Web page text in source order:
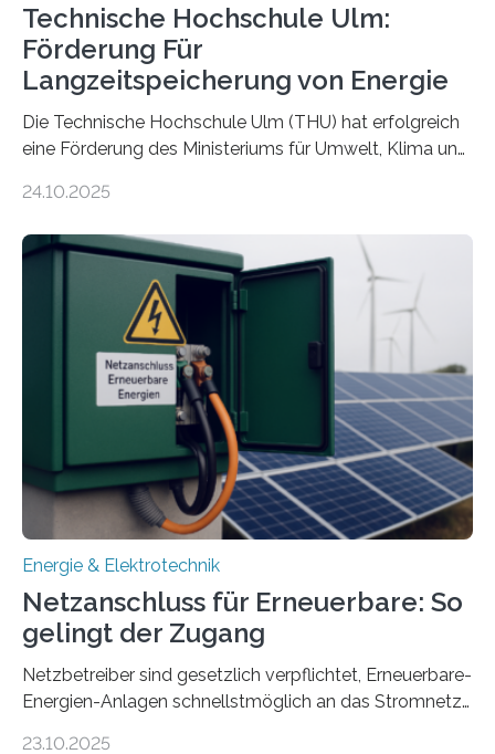
Technische Hochschule Ulm:
Förderung Für
Langzeitspeicherung von Energie
Die Technische Hochschule Ulm (THU) hat erfolgreich
eine Förderung des Ministeriums für Umwelt, Klima und
Forschungsprojekt „LAGER – Langzeitspeicherung in
Quartieren“ eingeworben. Ziel des Projekts ist die
Entwicklung, Erprobung und Demonstration von
Konzepten zur langfristigen Energiespeicherung in
sektorübergreifend vernetzten Energiesystemen. Das
Projekt startete am 15. Oktober 2025, hat eine Laufzeit
von drei Jahren und ein Gesamtvolumen von rund 2,9
Millionen Euro, wovon 2,6 Millionen Euro durch das
Ministerium für Umwelt, Klima und…
24.10.2025
Energie & Elektrotechnik
Netzanschluss für Erneuerbare: So
gelingt der Zugang
Netzbetreiber sind gesetzlich verpflichtet, Erneuerbare-
Energien-Anlagen schnellstmöglich an das Stromnetz
23.10.2025